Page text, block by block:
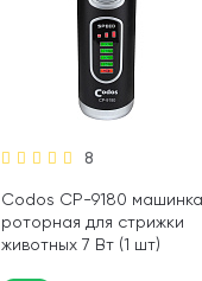
8
Codos СР-9180 машинка
роторная для стрижки
животных 7 Вт (1 шт)